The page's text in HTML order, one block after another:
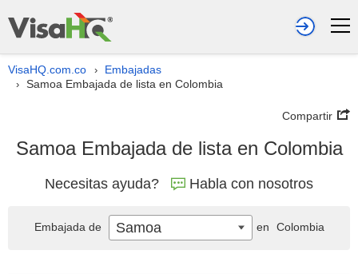
VisaHQ.com.co › Embajadas
› Samoa Embajada de lista en Colombia
Compartir
Samoa Embajada de lista en Colombia
Necesitas ayuda? Habla con nosotros
Embajada de Samoa en Colombia